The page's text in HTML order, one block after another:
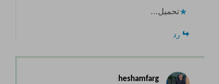
تحميل...
رد
heshamfarg
: